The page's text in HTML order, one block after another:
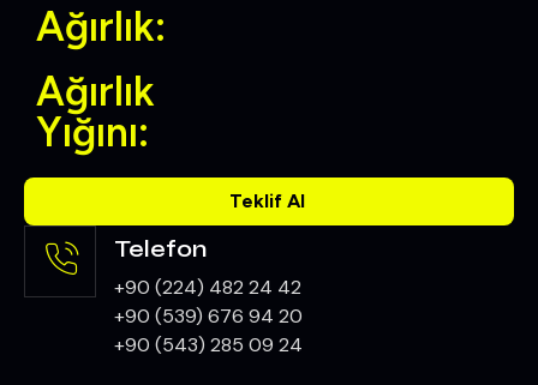
Ağırlık:
Ağırlık
Yığını:
Teklif Al
Telefon
+90 (224) 482 24 42
+90 (539) 676 94 20
+90 (543) 285 09 24